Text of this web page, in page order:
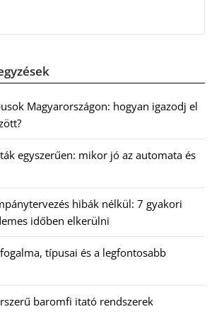
Magyarországon: hogyan igazodj el
egyszerűen: mikor jó az automata és
hibák nélkül: 7 gyakori
időben elkerülni
típusai és a legfontosabb
baromfi itató rendszerek